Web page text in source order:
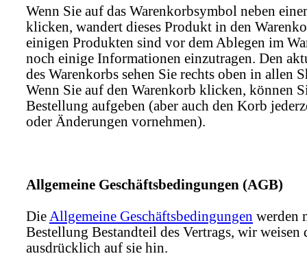
Wenn Sie auf das Warenkorbsymbol neben
klicken, wandert dieses Produkt in den
einigen Produkten sind vor dem Ablegen im
noch einige Informationen einzutragen. Den
des Warenkorbs sehen Sie rechts oben in allen
Wenn Sie auf den Warenkorb klicken, können
Bestellung aufgeben (aber auch den Korb
oder Änderungen vornehmen).
Allgemeine Geschäftsbedingungen (AGB)
Die Allgemeine Geschäftsbedingungen werden
Bestellung Bestandteil des Vertrags, wir weisen
ausdrücklich auf sie hin.